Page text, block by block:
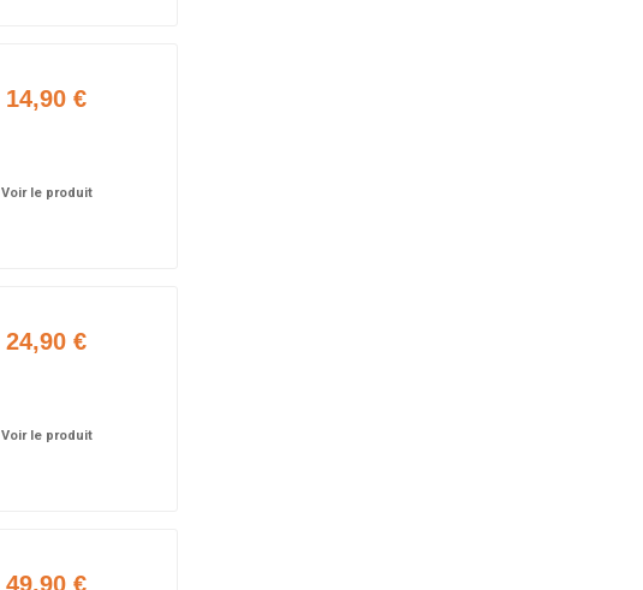
14,90 €
Voir le produit
24,90 €
Voir le produit
49,90 €